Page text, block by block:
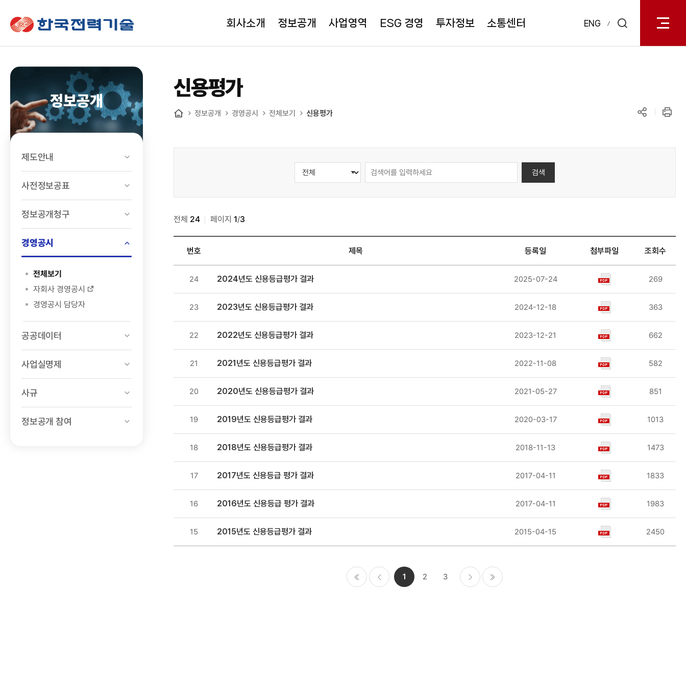
한국전력기술
회사소개 정보공개 사업영역 ESG 경영 투자정보 소통센터 ENG
열기
정보공개
제도안내
사전정보공표
정보공개청구
경영공시
전체보기
자회사 경영공시
경영공시 담당자
공공데이터
사업실명제
사규
정보공개 참여
신용평가
정보공개 경영공시 전체보기 신용평가
신용평가
검색
전체 24 페이지 1/3
경영공시
신용평가
-
등록일
조회수
번호 제목 등록일 첨부파일 조회수
24 2024년도 신용등급평가 결과 2025-07-24 269
23 2023년도 신용등급평가 결과 2024-12-18 363
22 2022년도 신용등급평가 결과 2023-12-21 662
21 2021년도 신용등급평가 결과 2022-11-08 582
20 2020년도 신용등급평가 결과 2021-05-27 851
19 2019년도 신용등급평가 결과 2020-03-17 1013
18 2018년도 신용등급평가 결과 2018-11-13 1473
17 2017년도 신용등급 평가 결과 2017-04-11 1833
16 2016년도 신용등급 평가 결과 2017-04-11 1983
15 2015년도 신용등급평가 결과 2015-04-15 2450
1 2 3